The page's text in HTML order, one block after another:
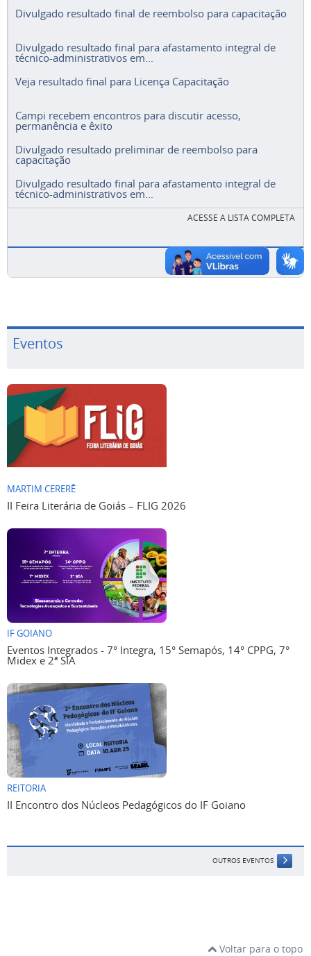
Divulgado resultado final de reembolso para capacitação
Divulgado resultado final para afastamento integral de
técnico-administrativos em...
Veja resultado final para Licença Capacitação
Campi recebem encontros para discutir acesso,
permanência e êxito
Divulgado resultado preliminar de reembolso para
capacitação
Divulgado resultado final para afastamento integral de
técnico-administrativos em...
ACESSE A LISTA COMPLETA
Eventos
MARTIM CERERÊ
II Feira Literária de Goiás – FLIG 2026
IF GOIANO
Eventos Integrados - 7° Integra, 15° Semapós, 14° CPPG, 7°
Midex e 2ª SIA
REITORIA
II Encontro dos Núcleos Pedagógicos do IF Goiano
OUTROS EVENTOS
Voltar para o topo